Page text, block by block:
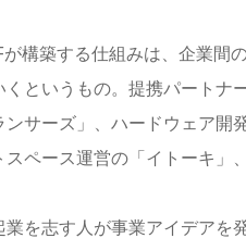
構築する仕組みは、企業間
くというもの。提携パートナ
ンサーズ」、ハードウェア開
スペース運営の「イトーキ」
業を志す人が事業アイデアを